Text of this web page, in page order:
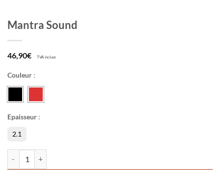
Mantra Sound
46,90€ TVA incluse
Couleur :
Epaisseur :
2.1